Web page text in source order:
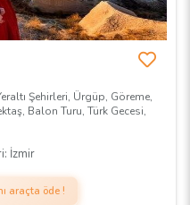
Şehirleri, Ürgüp, Göreme,
Balon Turu, Türk Gecesi,
İzmir
araçta öde !